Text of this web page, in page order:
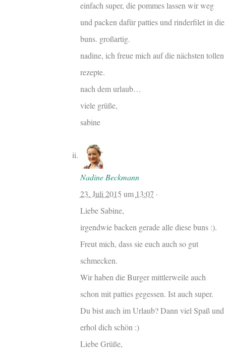
einfach super, die pommes lassen wir weg
und packen dafür patties und rinderfilet in die
buns. großartig.
nadine, ich freue mich auf die nächsten tollen
rezepte.
nach dem urlaub…
viele grüße,
sabine
Nadine Beckmann
23. Juli 2015 um 13:07 ·
Liebe Sabine,
irgendwie backen gerade alle diese buns :).
Freut mich, dass sie euch auch so gut
schmecken.
Wir haben die Burger mittlerweile auch
schon mit patties gegessen. Ist auch super.
Du bist auch im Urlaub? Dann viel Spaß und
erhol dich schön :)
Liebe Grüße,